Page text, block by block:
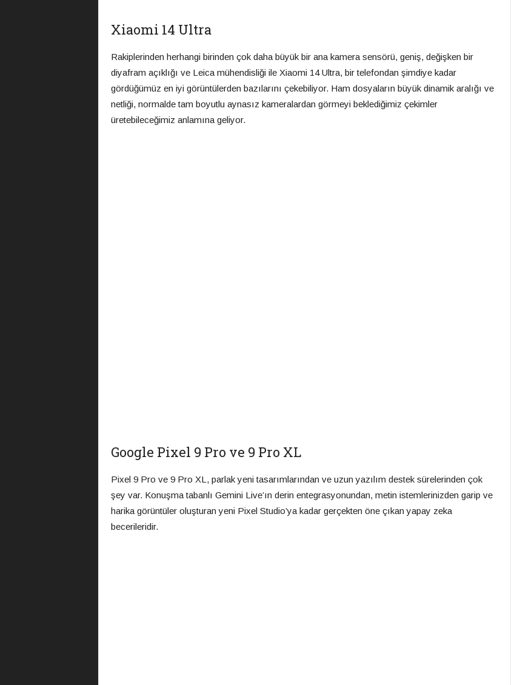
Xiaomi 14 Ultra
Rakiplerinden herhangi birinden çok daha büyük bir ana kamera sensörü, geniş, değişken bir
diyafram açıklığı ve Leica mühendisliği ile Xiaomi 14 Ultra, bir telefondan şimdiye kadar
gördüğümüz en iyi görüntülerden bazılarını çekebiliyor. Ham dosyaların büyük dinamik aralığı ve
netliği, normalde tam boyutlu aynasız kameralardan görmeyi beklediğimiz çekimler
üretebileceğimiz anlamına geliyor.
Google Pixel 9 Pro ve 9 Pro XL
Pixel 9 Pro ve 9 Pro XL, parlak yeni tasarımlarından ve uzun yazılım destek sürelerinden çok
şey var. Konuşma tabanlı Gemini Live’ın derin entegrasyonundan, metin istemlerinizden garip ve
harika görüntüler oluşturan yeni Pixel Studio’ya kadar gerçekten öne çıkan yapay zeka
becerileridir.